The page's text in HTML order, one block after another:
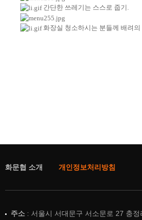
간단한 쓰레기는 스스로 줍기.
화장실 청소하시는 분들께 배려의
화문협 소개 개인정보처리방침
주소 : 서울시 서대문구 서소문로 27 충